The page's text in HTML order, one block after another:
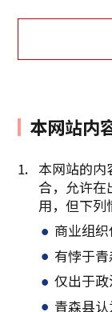
本网站内
本网站的内
合，允许在
用，但下列
商业组
有悖于
仅出于
青森县